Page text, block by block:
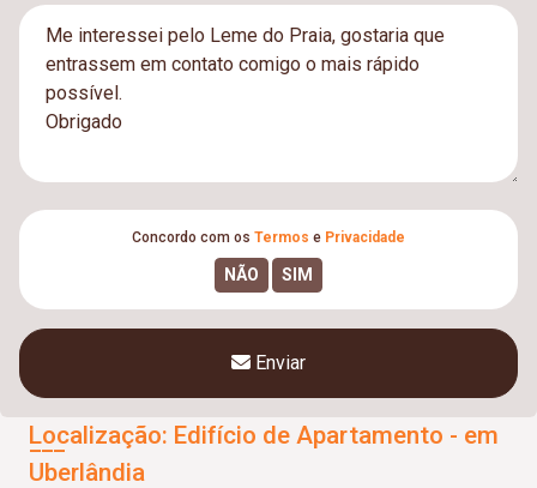
Concordo com os Termos e Privacidade
Enviar
Localização: Edifício de Apartamento - em
Uberlândia